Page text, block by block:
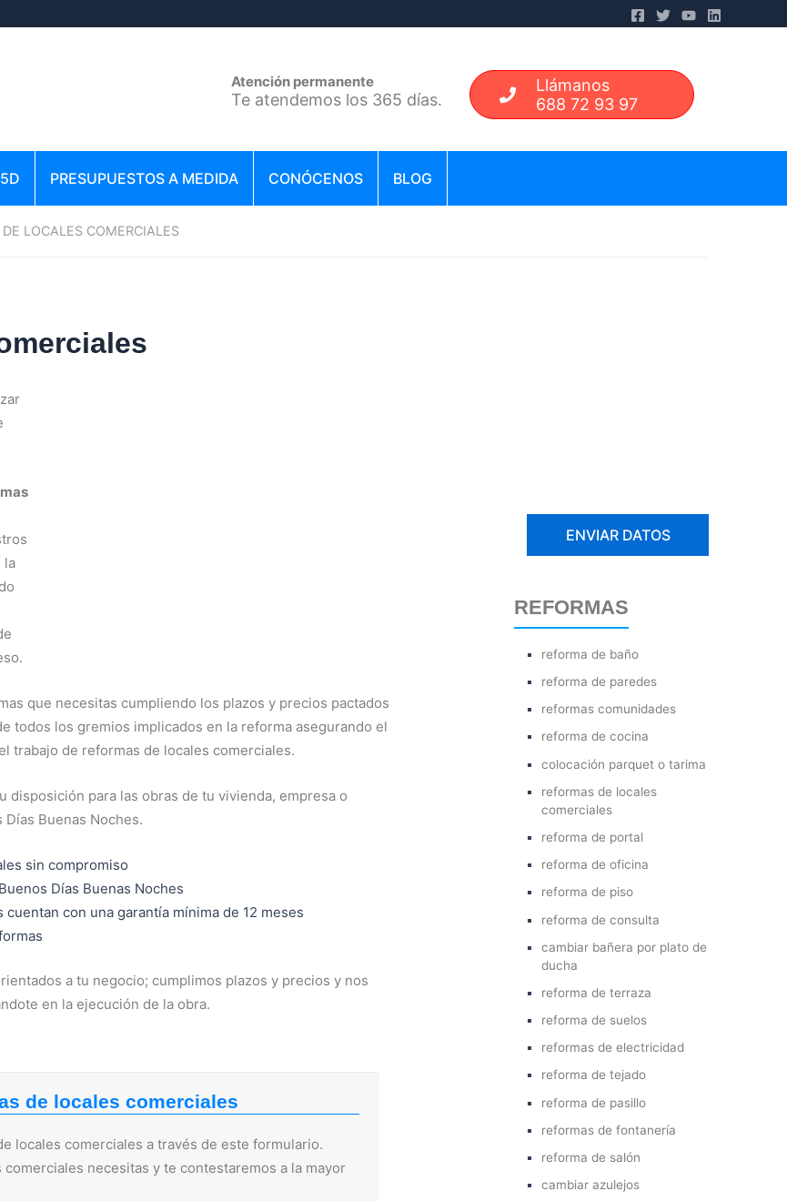
Atención permanente
Te atendemos los 365 días.
Llámanos
688 72 93 97
PRESUPUESTOS A MEDIDA CONÓCENOS BLOG
DE LOCALES COMERCIALES
la
que necesitas cumpliendo los plazos y precios pactados
todos los gremios implicados en la reforma asegurando el
trabajo de reformas de locales comerciales.
disposición para las obras de tu vivienda, empresa o
Buenas Noches.
sin compromiso
Días Buenas Noches
con una garantía mínima de 12 meses
a tu negocio; cumplimos plazos y precios y nos
en la ejecución de la obra.
de locales comerciales
locales comerciales a través de este formulario.
necesitas y te contestaremos a la mayor
REFORMAS
reforma de baño
reforma de paredes
reformas comunidades
reforma de cocina
colocación parquet o tarima
reformas de locales
comerciales
reforma de portal
reforma de oficina
reforma de piso
reforma de consulta
cambiar bañera por plato de
ducha
reforma de terraza
reforma de suelos
reformas de electricidad
reforma de tejado
reforma de pasillo
reformas de fontanería
reforma de salón
cambiar azulejos